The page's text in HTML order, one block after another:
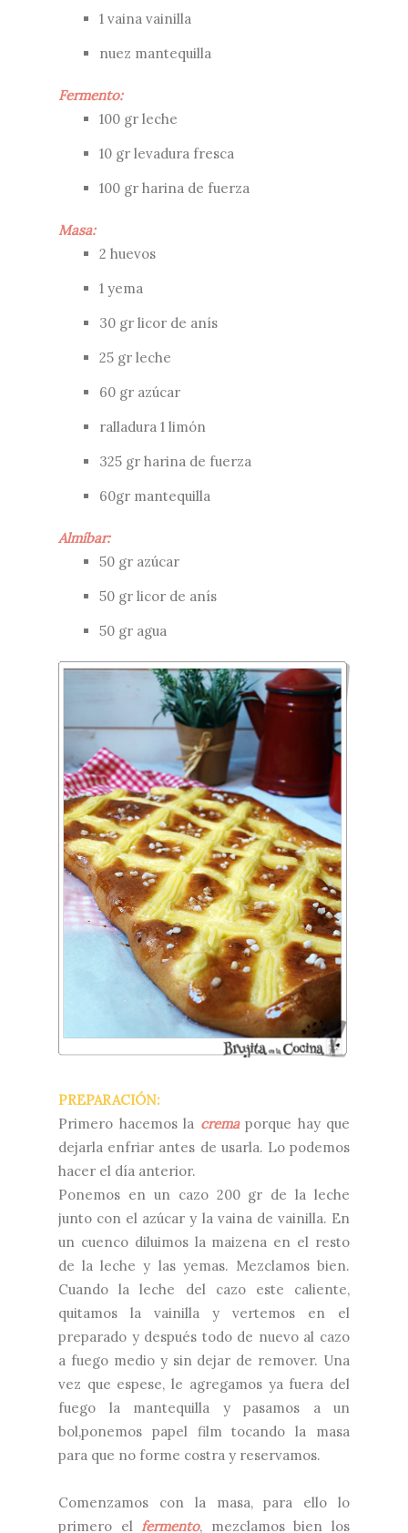
1 vaina vainilla
nuez mantequilla
Fermento:
100 gr leche
10 gr levadura fresca
100 gr harina de fuerza
Masa:
2 huevos
1 yema
30 gr licor de anís
25 gr leche
60 gr azúcar
ralladura 1 limón
325 gr harina de fuerza
60gr mantequilla
Almíbar:
50 gr azúcar
50 gr licor de anís
50 gr agua
PREPARACIÓN:
Primero hacemos la cremaporque hay que
dejarla enfriar antes de usarla. Lo podemos
hacer el día anterior.
Ponemos en un cazo 200 gr de la leche
junto con el azúcar y la vaina de vainilla. En
un cuenco diluimos la maizena en el resto
de la leche y las yemas. Mezclamos bien.
Cuando la leche del cazo este caliente,
quitamos la vainilla y vertemos en el
preparado y después todo de nuevo al cazo
a fuego medio y sin dejar de remover. Una
vez que espese, le agregamos ya fuera del
fuego la mantequilla y pasamos a un
bol,ponemos papel film tocando la masa
para que no forme costra y reservamos.
Comenzamos con la masa, para ello lo
primero elfermento, mezclamos bien los